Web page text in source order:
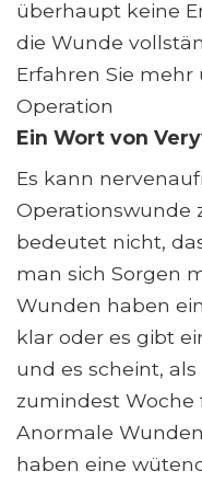
überhaupt keine
die Wunde
Erfahren Sie
Operation
Ein Wort von
Es kann
Operationswunde
bedeutet nicht,
man sich Sorgen
Wunden haben
klar oder es gibt
und es scheint,
zumindest Woche
Anormale
haben eine